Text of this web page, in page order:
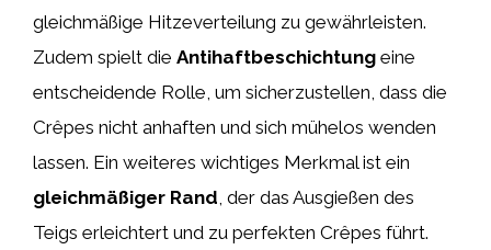
gleichmäßige Hitzeverteilung zu gewährleisten.
Zudem spielt die Antihaftbeschichtung eine
entscheidende Rolle, um sicherzustellen, dass die
Crêpes nicht anhaften und sich mühelos wenden
lassen. Ein weiteres wichtiges Merkmal ist ein
gleichmäßiger Rand , der das Ausgießen des
Teigs erleichtert und zu perfekten Crêpes führt.